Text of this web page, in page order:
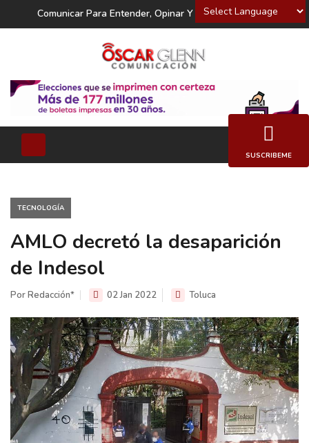
Powered by
Comunicar Para Entender, Opinar Y Decidir
TECNOLOGÍ­A
AMLO decretó la desaparición
de Indesol
Por Redacción* 02 Jan 2022 Toluca
SUSCRIBEME